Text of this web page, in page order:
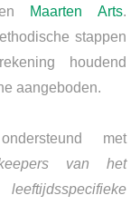
Maarten Arts.
stappen
houdend
aangeboden.
met
van het